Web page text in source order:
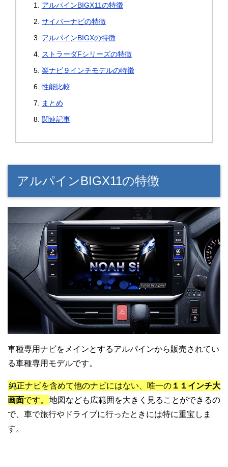
アルパインBIGX11の特徴
サイバーナビの特徴
アルパインBIGXの特徴
ストラーダFシリーズの特徴
楽ナビ９インチモデルの特徴
性能比較
まとめ
関連記事
アルパインBIGX11の特徴
車種専用ナビをメインとするアルパインから販売されてい
る車種専用モデルです。
純正ナビを含めて他のナビにはない、唯一の １１インチ大
画面です。
地図なども広範囲を大きく見ることができるの
で、車で旅行やドライブに行ったときには特に重宝しま
す。